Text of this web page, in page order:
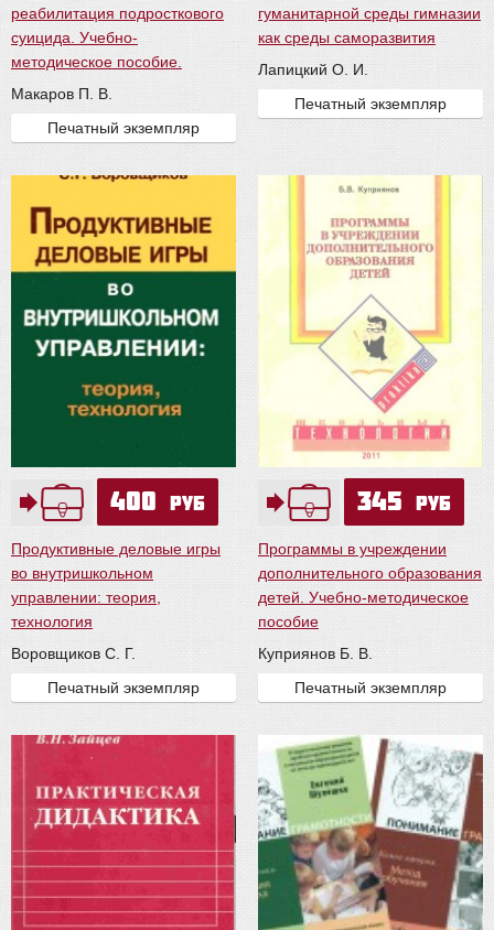
реабилитация подросткового
суицида. Учебно-
методическое пособие.
Макаров П. В.
Печатный экземпляр
гуманитарной среды гимназии
как среды саморазвития
Лапицкий О. И.
Печатный экземпляр
400 руб
Продуктивные деловые игры
во внутришкольном
управлении: теория,
технология
Воровщиков С. Г.
Печатный экземпляр
345 руб
Программы в учреждении
дополнительного образования
детей. Учебно-методическое
пособие
Куприянов Б. В.
Печатный экземпляр